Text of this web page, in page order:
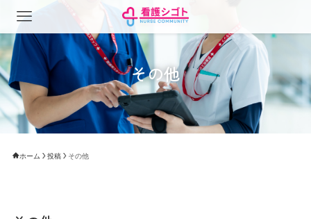
その他
ホーム 投稿 その他